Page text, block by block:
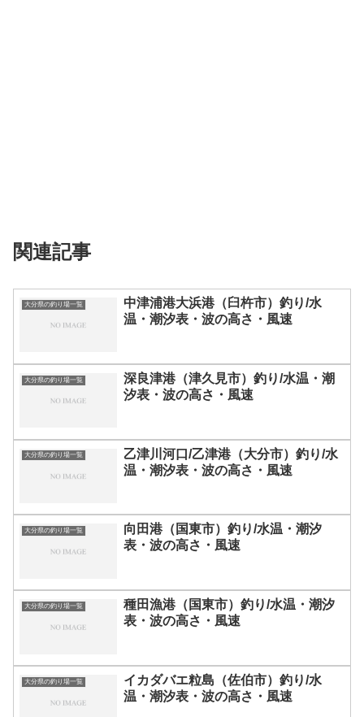
関連記事
大分県の釣り場一覧
中津浦港大浜港（臼杵市）釣り/水
温・潮汐表・波の高さ・風速
大分県の釣り場一覧
深良津港（津久見市）釣り/水温・潮
汐表・波の高さ・風速
大分県の釣り場一覧
乙津川河口/乙津港（大分市）釣り/水
温・潮汐表・波の高さ・風速
大分県の釣り場一覧
向田港（国東市）釣り/水温・潮汐
表・波の高さ・風速
大分県の釣り場一覧
種田漁港（国東市）釣り/水温・潮汐
表・波の高さ・風速
大分県の釣り場一覧
イカダバエ粒島（佐伯市）釣り/水
温・潮汐表・波の高さ・風速